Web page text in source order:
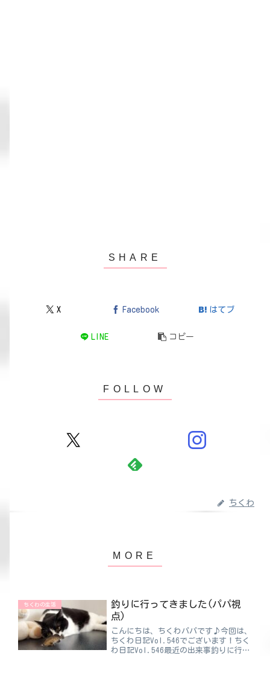
X Facebook はてブ
LINE コピー
ちくわ
ちくわの生活
釣りに行ってきました(パパ視
点)
こんにちは、ちくわパパです♪今回は、
ちくわ日記Vol.546でございます！ちく
わ日記Vol.546最近の出来事釣りに行っ